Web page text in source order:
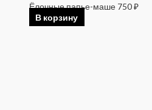
Ёлочные папье-маше 750₽
В корзину